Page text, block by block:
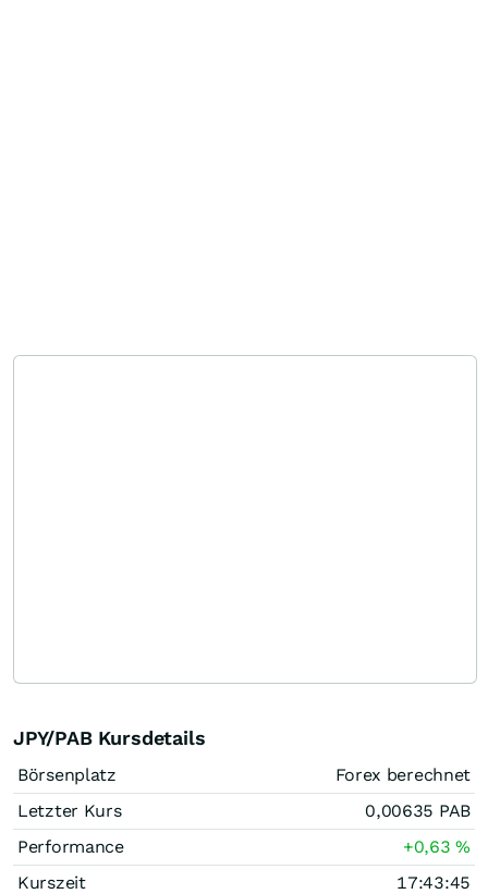
JPY/PAB Kursdetails
Börsenplatz
Forex berechnet
Letzter Kurs
0,00635 PAB
Performance
+0,63%
Kurszeit
17:43:45